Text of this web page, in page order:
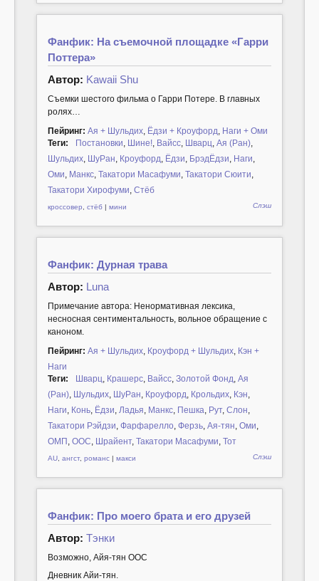
Фанфик: На съемочной площадке «Гарри
Поттера»
Автор: Kawaii Shu
Съемки шестого фильма о Гарри Потере. В главных
ролях…
Пейринг: Ая + Шульдих Ёдзи + Кроуфорд Наги + Оми
Теги:
Постановки Шине! Вайсс Шварц Ая (Ран)
Шульдих ШуРан Кроуфорд Ёдзи БрэдЁдзи Наги
Оми Манкс Такатори Масафуми Такатори Сюити
Такатори Хирофуми Стёб
кроссовер стёб | мини Слэш
Фанфик: Дурная трава
Автор: Luna
Примечание автора: Ненормативная лексика,
несносная сентиментальность, вольное обращение с
каноном.
Пейринг: Ая + Шульдих Кроуфорд + Шульдих Кэн +
Наги
Теги:
Шварц Крашерс Вайсс Золотой Фонд Ая
(Ран) Шульдих ШуРан Кроуфорд Крольдих Кэн
Наги Конь Ёдзи Ладья Манкс Пешка Рут, Слон
Такатори Рэйдзи Фарфарелло Ферзь Ая-тян Оми
ОМП ООС Шрайент, Такатори Масафуми Тот
AU ангст, романс | макси Слэш
Фанфик: Про моего брата и его друзей
Автор: Тэнки
Возможно, Айя-тян ООС
Дневник Айи-тян.